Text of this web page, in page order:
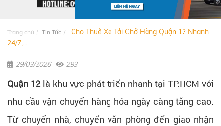
Trang chủ Tin Tức
Cho Thuê Xe Tải Chở Hàng Quận 12 Nhanh
24/7,...
29/03/2026 293
Quận 12 là khu vực phát triển nhanh tại TP.HCM với
nhu cầu vận chuyển hàng hóa ngày càng tăng cao.
Từ chuyển nhà, chuyển văn phòng đến giao nhận